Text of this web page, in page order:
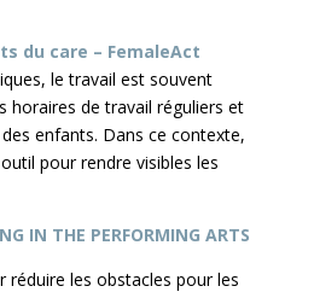
du care – FemaleAct
le travail est souvent
horaires de travail réguliers et
enfants. Dans ce contexte,
pour rendre visibles les
IN THE PERFORMING ARTS
réduire les obstacles pour les